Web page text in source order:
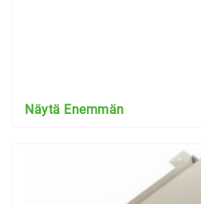
Näytä Enemmän